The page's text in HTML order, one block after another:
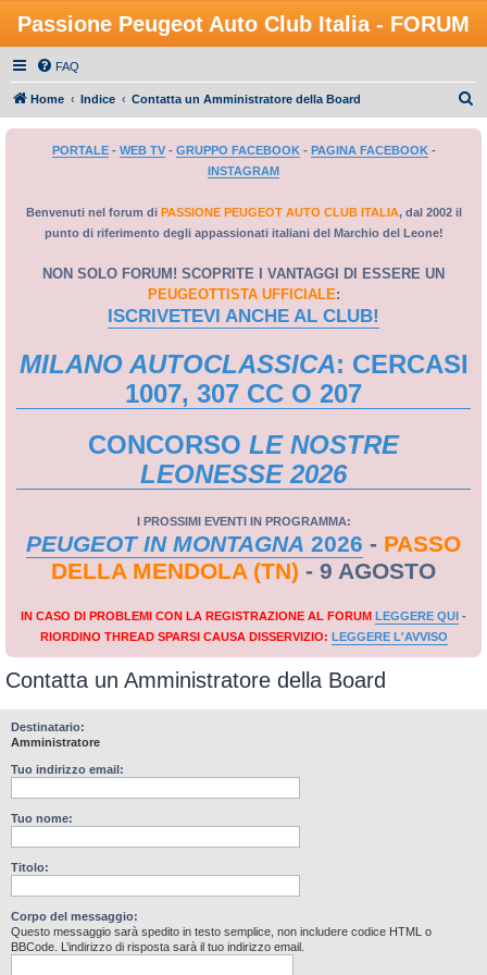
Passione Peugeot Auto Club Italia - FORUM
FAQ
Home Indice Contatta un Amministratore della Board
PORTALE- WEB TV- GRUPPO FACEBOOK- PAGINA FACEBOOK-
INSTAGRAM
Benvenuti nel forum di PASSIONE PEUGEOT AUTO CLUB ITALIA, dal 2002 il
punto di riferimento degli appassionati italiani del Marchio del Leone!
NON SOLO FORUM! SCOPRITE I VANTAGGI DI ESSERE UN
PEUGEOTTISTA UFFICIALE:
ISCRIVETEVI ANCHE AL CLUB!
MILANO AUTOCLASSICA: CERCASI
1007, 307 CC O 207
CONCORSO LE NOSTRE
LEONESSE 2026
I PROSSIMI EVENTI IN PROGRAMMA:
PEUGEOT IN MONTAGNA 2026 - PASSO
DELLA MENDOLA (TN) - 9 AGOSTO
IN CASO DI PROBLEMI CON LA REGISTRAZIONE AL FORUM LEGGERE QUI -
RIORDINO THREAD SPARSI CAUSA DISSERVIZIO: LEGGERE L'AVVISO
Contatta un Amministratore della Board
Destinatario:
Amministratore
Tuo indirizzo email:
Tuo nome:
Titolo:
Corpo del messaggio:
Questo messaggio sarà spedito in testo semplice, non includere codice HTML o
BBCode. L’indirizzo di risposta sarà il tuo indirizzo email.